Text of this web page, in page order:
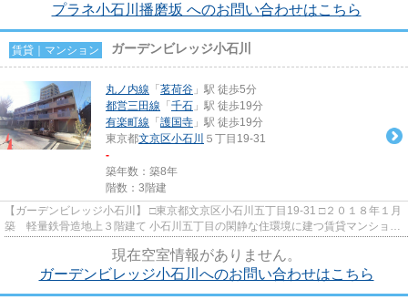
プラネ小石川播磨坂 へのお問い合わせはこちら
賃貸｜マンション ガーデンビレッジ小石川
丸ノ内線 「 茗荷谷 」駅 徒歩5分
都営三田線 「 千石 」駅 徒歩19分
有楽町線 「 護国寺 」駅 徒歩19分
東京都文京区小石川 ５丁目19-31
-
築年数：築8年
階数：3階建
【ガーデンビレッジ小石川】 □東京都文京区小石川五丁目19-31 □２０１８年１月
築 軽量鉄骨造地上３階建て 小石川五丁目の閑静な住環境に建つ賃貸マンション
現在空室情報がありません。
ガーデンビレッジ小石川へのお問い合わせはこちら